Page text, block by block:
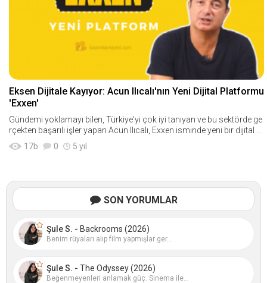
Eksen Dijitale Kayıyor: Acun Ilıcalı'nın Yeni Dijital Platformu
'Exxen'
Gündemi yoklamayı bilen, Türkiye'yi çok iyi tanıyan ve bu sektörde ge
rçekten başarılı işler yapan Acun Ilıcalı, Exxen isminde yeni bir dijital pl
at
17b 0 5 yıl
SON YORUMLAR
Şule S. - Backrooms (2026)
Benim rüyaları alıp film yapmışlar ger...
Şule S. - The Odyssey (2026)
Beğenmeyenleri anlamak güç. Sinema ile...